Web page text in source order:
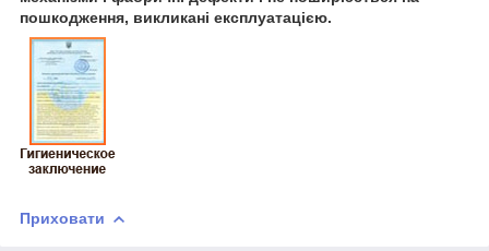
пошкодження, викликані експлуатацією.
Приховати